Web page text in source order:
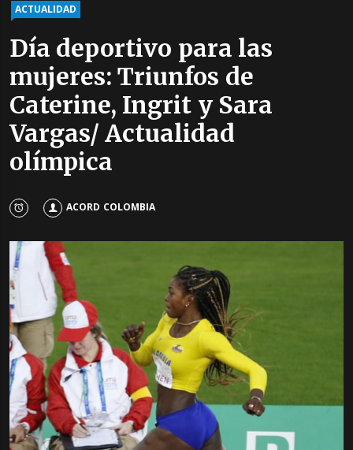
ACTUALIDAD
Día deportivo para las
mujeres: Triunfos de
Caterine, Ingrit y Sara
Vargas/ Actualidad
olímpica
ACORD COLOMBIA